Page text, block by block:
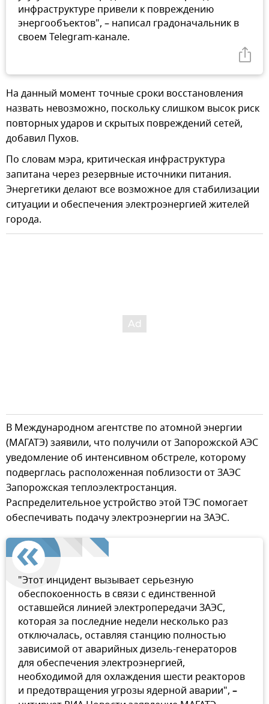
инфраструктуре привели к повреждению
энергообъектов", – написал градоначальник в
своем Telegram-канале.
На данный момент точные сроки восстановления
назвать невозможно, поскольку слишком высок риск
повторных ударов и скрытых повреждений сетей,
добавил Пухов.
По словам мэра, критическая инфраструктура
запитана через резервные источники питания.
Энергетики делают все возможное для стабилизации
ситуации и обеспечения электроэнергией жителей
города.
В Международном агентстве по атомной энергии
(МАГАТЭ) заявили, что получили от Запорожской АЭС
уведомление об интенсивном обстреле, которому
подверглась расположенная поблизости от ЗАЭС
Запорожская теплоэлектростанция.
Распределительное устройство этой ТЭС помогает
обеспечивать подачу электроэнергии на ЗАЭС.
"Этот инцидент вызывает серьезную
обеспокоенность в связи с единственной
оставшейся линией электропередачи ЗАЭС,
которая за последние недели несколько раз
отключалась, оставляя станцию полностью
зависимой от аварийных дизель-генераторов
для обеспечения электроэнергией,
необходимой для охлаждения шести реакторов
и предотвращения угрозы ядерной аварии", –